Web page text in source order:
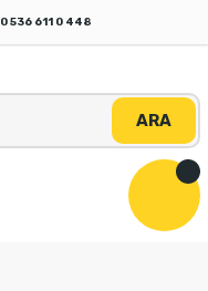
0 536 611 0 448
ARA